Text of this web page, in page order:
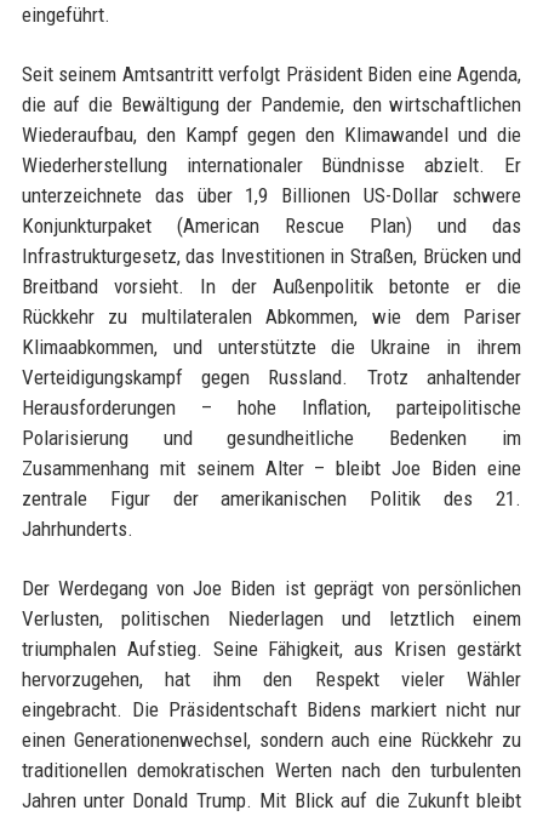
eingeführt.
Seit seinem Amtsantritt verfolgt Präsident Biden eine Agenda,
die auf die Bewältigung der Pandemie, den wirtschaftlichen
Wiederaufbau, den Kampf gegen den Klimawandel und die
Wiederherstellung internationaler Bündnisse abzielt. Er
unterzeichnete das über 1,9 Billionen US-Dollar schwere
Konjunkturpaket (American Rescue Plan) und das
Infrastrukturgesetz, das Investitionen in Straßen, Brücken und
Breitband vorsieht. In der Außenpolitik betonte er die
Rückkehr zu multilateralen Abkommen, wie dem Pariser
Klimaabkommen, und unterstützte die Ukraine in ihrem
Verteidigungskampf gegen Russland. Trotz anhaltender
Herausforderungen – hohe Inflation, parteipolitische
Polarisierung und gesundheitliche Bedenken im
Zusammenhang mit seinem Alter – bleibt Joe Biden eine
zentrale Figur der amerikanischen Politik des 21.
Jahrhunderts.
Der Werdegang von Joe Biden ist geprägt von persönlichen
Verlusten, politischen Niederlagen und letztlich einem
triumphalen Aufstieg. Seine Fähigkeit, aus Krisen gestärkt
hervorzugehen, hat ihm den Respekt vieler Wähler
eingebracht. Die Präsidentschaft Bidens markiert nicht nur
einen Generationenwechsel, sondern auch eine Rückkehr zu
traditionellen demokratischen Werten nach den turbulenten
Jahren unter Donald Trump. Mit Blick auf die Zukunft bleibt